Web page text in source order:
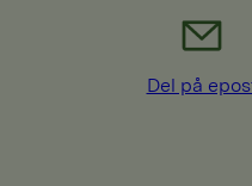
Del på